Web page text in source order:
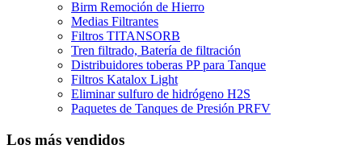
Birm Remoción de Hierro
Medias Filtrantes
Filtros TITANSORB
Tren filtrado, Batería de filtración
Distribuidores toberas PP para Tanque
Filtros Katalox Light
Eliminar sulfuro de hidrógeno H2S
Paquetes de Tanques de Presión PRFV
Los más vendidos